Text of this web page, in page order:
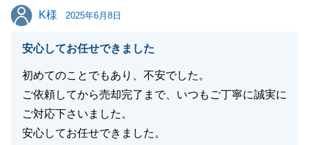
今後とも末永いお付き合いのほど何卒よろしくお願い
申し上げます。
K様
K様 2025年6月8日
安心してお任せできました
初めてのことでもあり、不安でした。
ご依頼してから売却完了まで、いつもご丁寧に誠実に
ご対応下さいました。
安心してお任せできました。